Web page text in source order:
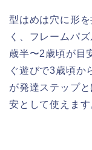
型はめは穴に形
く、フレームパ
歳半〜2歳頃が目
ぐ遊びで3歳頃か
が発達ステップ
安として使えます